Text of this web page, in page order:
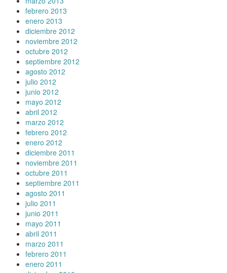
febrero 2013
enero 2013
diciembre 2012
noviembre 2012
octubre 2012
septiembre 2012
agosto 2012
julio 2012
junio 2012
mayo 2012
abril 2012
marzo 2012
febrero 2012
enero 2012
diciembre 2011
noviembre 2011
octubre 2011
septiembre 2011
agosto 2011
julio 2011
junio 2011
mayo 2011
abril 2011
marzo 2011
febrero 2011
enero 2011